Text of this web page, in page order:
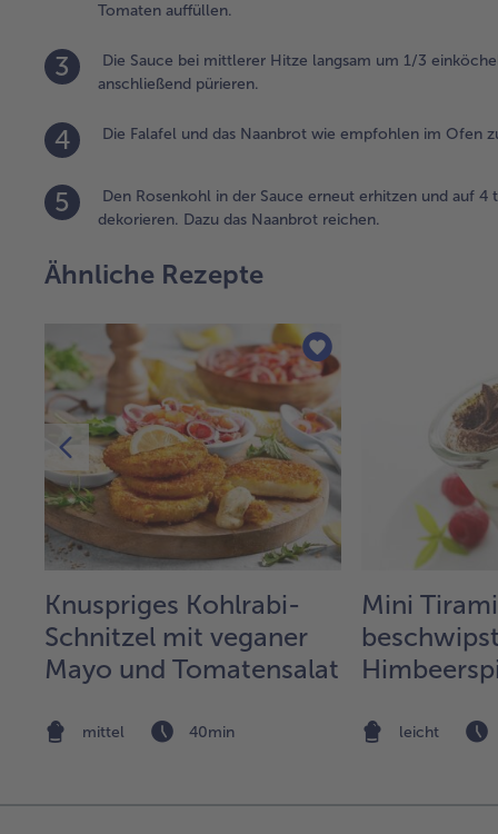
Tomaten auffüllen.
3
Die Sauce bei mittlerer Hitze langsam um 1/3
anschließend pürieren.
4 Die Falafel und das Naanbrot wie empfohlen im Ofen
5
Den Rosenkohl in der Sauce erneut erhitzen und auf
dekorieren. Dazu das Naanbrot reichen.
Ähnliche Rezepte
Knuspriges Kohlrabi-
Schnitzel mit veganer
Mayo und Tomatensalat
mittel 40min
Mini
leicht